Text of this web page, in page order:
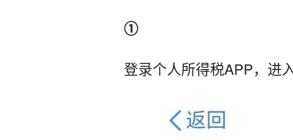
①
登录个人所得税APP，进